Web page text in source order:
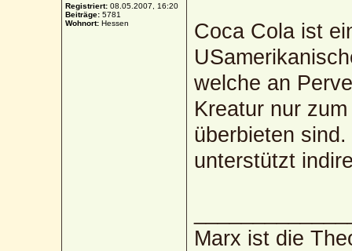
Registriert: 08.05.2007, 16:20
Beiträge: 5781
Wohnort: Hessen
Coca Cola ist
welche an
Kreatur nur
überbieten
unterstützt
Marx ist die